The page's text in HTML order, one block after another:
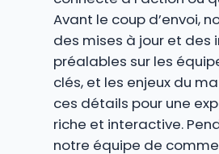
Avant le coup d’envoi,
des mises à jour et des
préalables sur les
clés, et les enjeux du
ces détails pour une
riche et interactive.
notre équipe de